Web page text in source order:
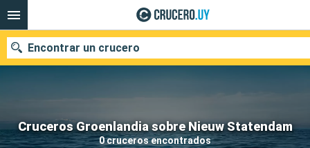
Cruceros Groenlandia sobre Nieuw Statendam
0 cruceros encontrados
Encontrar un crucero
Nuestros destinos